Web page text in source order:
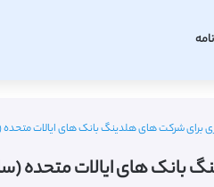
برای شرکت های هلدینگ بانک های ایالات متحده
های ایالات متحده (ساینس